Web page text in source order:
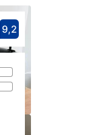
Avec une
9,2fabuleux